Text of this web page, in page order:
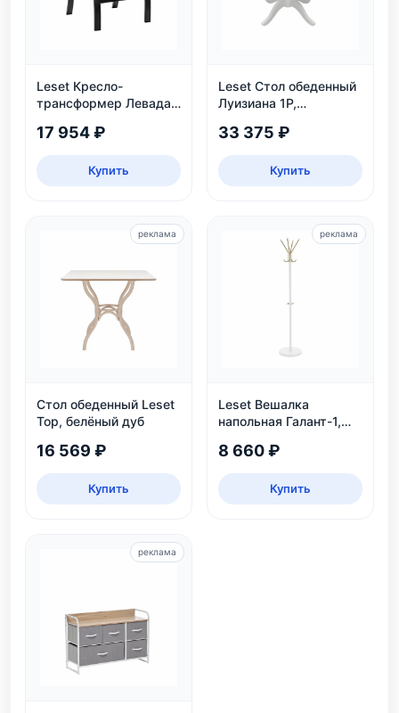
Leset Кресло-
трансформер Левада,
17 954 ₽
Купить
Leset Стол обеденный
Луизиана 1Р,
33 375 ₽
Купить
Стол обеденный Leset
Тор, белёный дуб
16 569 ₽
Купить
реклама
Leset Вешалка
напольная Галант-1,
8 660 ₽
Купить
реклама
реклама